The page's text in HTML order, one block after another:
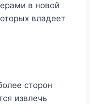
в новой
владеет
сторон
извлечь